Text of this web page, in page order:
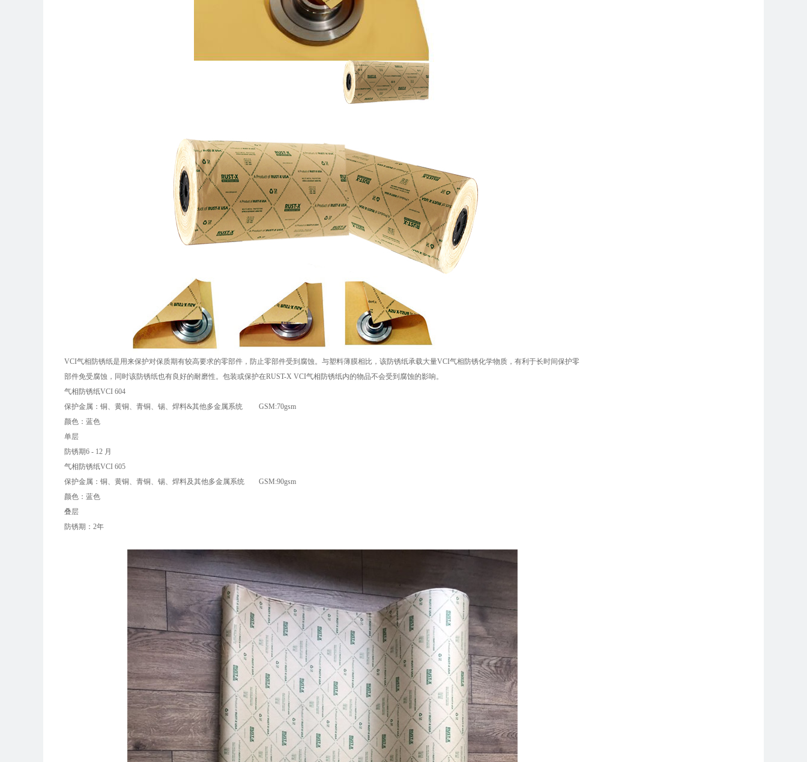
VCI气相防锈纸是用来保护对保质期有较高要求的零部件，防止零部件受到腐蚀。与塑料薄膜相比，该防锈纸承载大量VCI气相防锈化学物质，有利于长时间保护零
部件免受腐蚀，同时该防锈纸也有良好的耐磨性。包装或保护在RUST-X VCI气相防锈纸内的物品不会受到腐蚀的影响。
气相防锈纸VCI 604
保护金属：铜、黄铜、青铜、锡、焊料&其他多金属系统 GSM:70gsm
颜色：蓝色
单层
防锈期6 - 12 月
气相防锈纸VCI 605
保护金属：铜、黄铜、青铜、锡、焊料及其他多金属系统 GSM:90gsm
颜色：蓝色
叠层
防锈期：2年